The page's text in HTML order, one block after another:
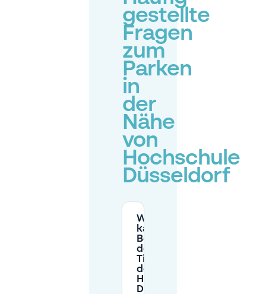
gestellte
Fragen
zum
Parken
in
der
Nähe
von
Hochschule
Düsseldorf
Wie lange
kann ich als
Besucher in
der
Tiefgarage
der
Hochschule
Düsseldorf